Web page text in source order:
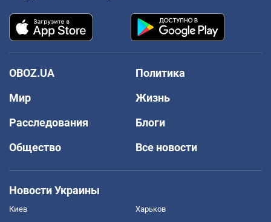
OBOZ.UA
Политика
Мир
Жизнь
Расследования
Блоги
Общество
Все новости
Новости Украины
Киев Харьков